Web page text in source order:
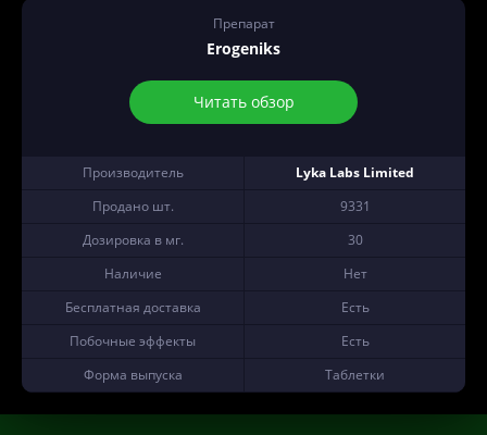
Препарат
Erogeniks
Читать обзор
Производитель
Lyka Labs Limited
Продано шт.
9331
Дозировка в мг.
30
Наличие
Нет
Бесплатная доставка
Есть
Побочные эффекты
Есть
Форма выпуска
Таблетки